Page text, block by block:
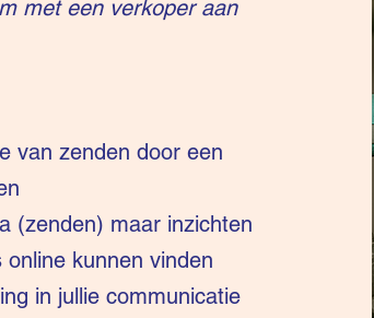
met een verkoper aan
van zenden door een
(zenden) maar inzichten
kunnen vinden
in jullie communicatie